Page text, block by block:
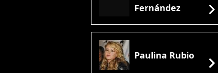
Fernández
chevron_right
Paulina Rubio chevron_right